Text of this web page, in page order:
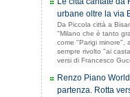
urbane oltre la via
Da Piccola città a
"Milano che è tanto
come "Parigi minore",
sempre rivolto "ai
versi di Francesco
Renzo Piano
partenza. Rotta